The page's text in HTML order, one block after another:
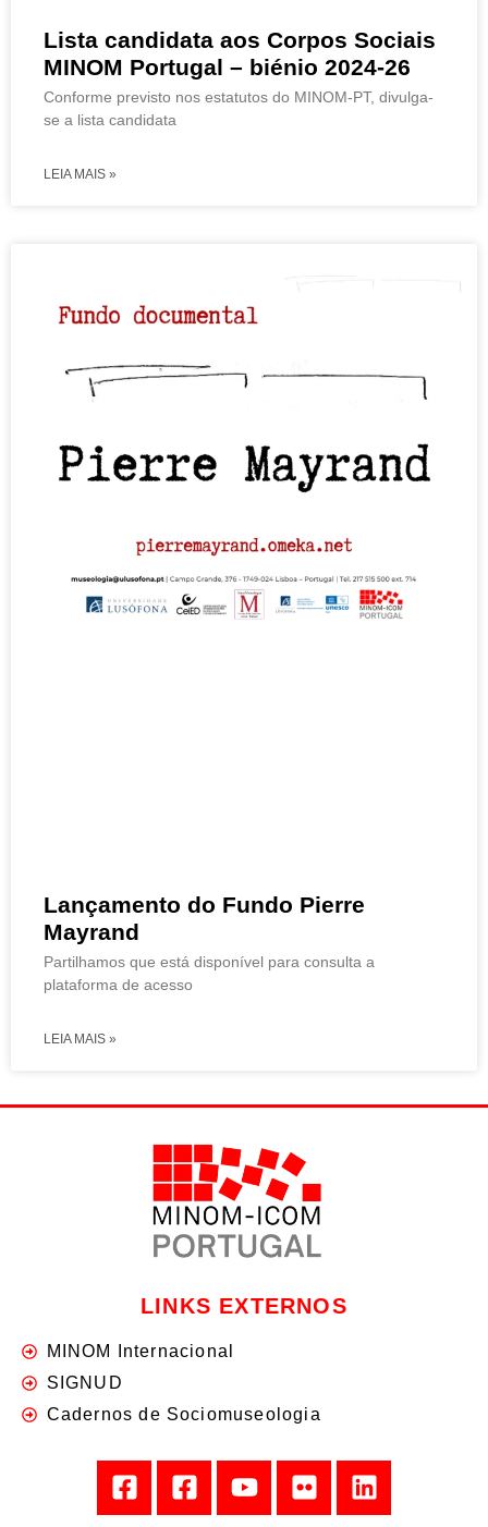
Lista candidata aos Corpos Sociais
MINOM Portugal – biénio 2024-26
Conforme previsto nos estatutos do MINOM-PT, divulga-
se a lista candidata
LEIA MAIS »
Lançamento do Fundo Pierre
Mayrand
Partilhamos que está disponível para consulta a
plataforma de acesso
LEIA MAIS »
LINKS EXTERNOS
MINOM Internacional
SIGNUD
Cadernos de Sociomuseologia